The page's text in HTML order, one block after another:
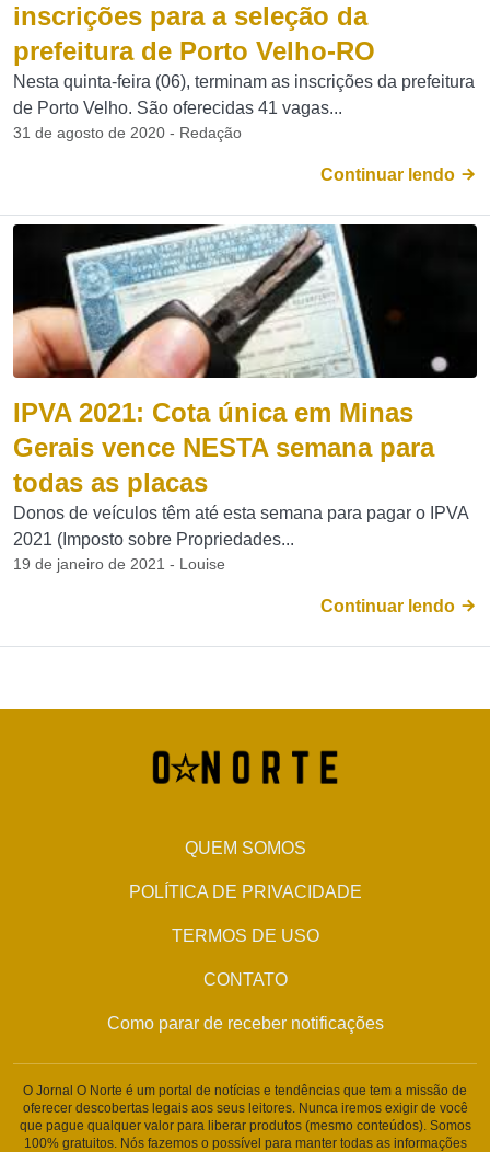
inscrições para a seleção da
prefeitura de Porto Velho-RO
Nesta quinta-feira (06), terminam as inscrições da prefeitura
de Porto Velho. São oferecidas 41 vagas...
31 de agosto de 2020 - Redação
Continuar lendo
IPVA 2021: Cota única em Minas
Gerais vence NESTA semana para
todas as placas
Donos de veículos têm até esta semana para pagar o IPVA
2021 (Imposto sobre Propriedades...
19 de janeiro de 2021 - Louise
Continuar lendo
QUEM SOMOS
POLÍTICA DE PRIVACIDADE
TERMOS DE USO
CONTATO
Como parar de receber notificações
O Jornal O Norte é um portal de notícias e tendências que tem a missão de
oferecer descobertas legais aos seus leitores. Nunca iremos exigir de você
que pague qualquer valor para liberar produtos (mesmo conteúdos). Somos
100% gratuitos. Nós fazemos o possível para manter todas as informações